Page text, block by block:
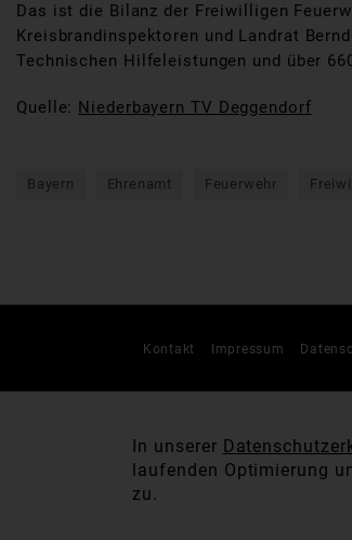
Das ist die Bilanz der Freiwilligen
Kreisbrandinspektoren und Landrat
Technischen Hilfeleistungen und über
Quelle: Niederbayern TV Deggendorf
Bayern Ehrenamt Feuerwehr
Kontakt Impressum
In unserer
laufenden Optimierung
zu.